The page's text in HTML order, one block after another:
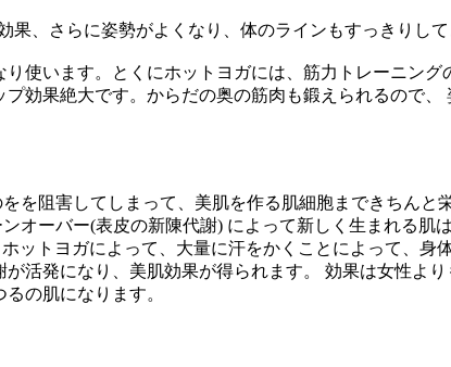
、さらに姿勢がよくなり、体のラインもすっきりして
使います。とくにホットヨガには、筋力トレーニング
効果絶大です。からだの奥の筋肉も鍛えられるので
を阻害してしまって、美肌を作る肌細胞まできちんと
ーバー(表皮の新陳代謝) によって新しく生まれる肌
トヨガによって、大量に汗をかくことによって、身
活発になり、美肌効果が得られます。 効果は女性よ
の肌になります。